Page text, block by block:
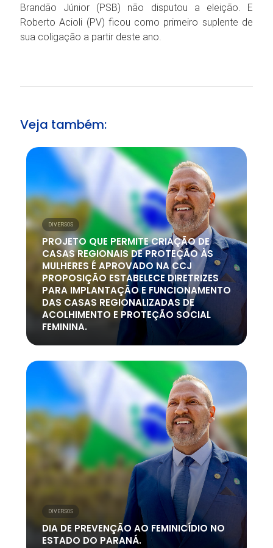
Brandão Júnior (PSB) não disputou a eleição. E
Roberto Acioli (PV) ficou como primeiro suplente de
sua coligação a partir deste ano.
Veja também:
DIVERSOS
PROJETO QUE PERMITE CRIAÇÃO DE
CASAS REGIONAIS DE PROTEÇÃO ÀS
MULHERES É APROVADO NA CCJ
PROPOSIÇÃO ESTABELECE DIRETRIZES
PARA IMPLANTAÇÃO E FUNCIONAMENTO
DAS CASAS REGIONALIZADAS DE
ACOLHIMENTO E PROTEÇÃO SOCIAL
FEMININA.
DIVERSOS
DIA DE PREVENÇÃO AO FEMINICÍDIO NO
ESTADO DO PARANÁ.